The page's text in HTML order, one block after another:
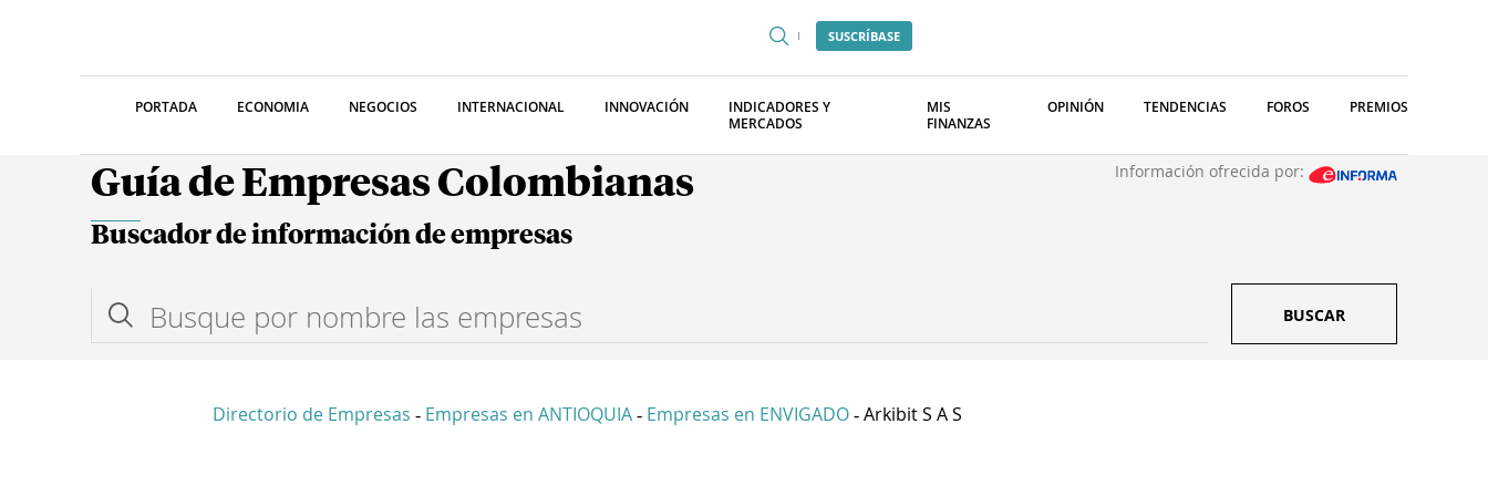
SUSCRÍBASE
PORTADA ECONOMIA NEGOCIOS INTERNACIONAL INNOVACIÓN
INDICADORES Y
MERCADOS
MIS
FINANZAS
OPINIÓN TENDENCIAS FOROS PREMIOS
Guía de Empresas Colombianas Información ofrecida por:
Buscador de información de empresas
BUSCAR
Directorio de Empresas - Empresas en ANTIOQUIA - Empresas en ENVIGADO - Arkibit S A S